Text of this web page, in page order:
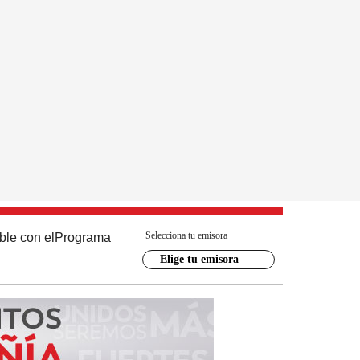
con el Programa Selecciona tu emisora
Elige tu emisora